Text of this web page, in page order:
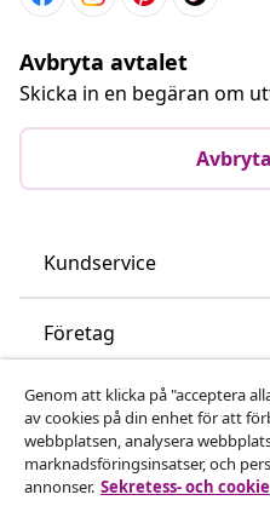
Avbryta avtalet
Skicka in en begäran om
Kundservice
Företag
vidaXL
Upptäck mer
Genom att klicka på "acceptera
av cookies på din enhet för att
webbplatsen, analysera
marknadsföringsinsatser, och
annonser. Sekretess- och